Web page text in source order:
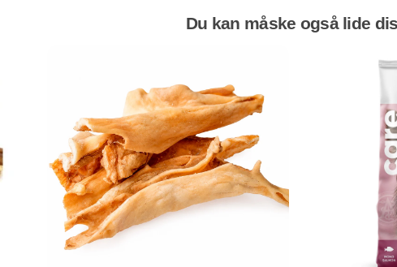
Du kan måske også lide